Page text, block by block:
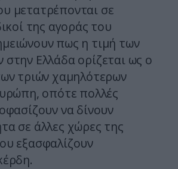
μετατρέπονται σε
της αγοράς του
πως η τιμή των
Ελλάδα ορίζεται ως ο
τριών χαμηλότερων
οπότε πολλές
να δίνουν
σε άλλες χώρες της
εξασφαλίζουν